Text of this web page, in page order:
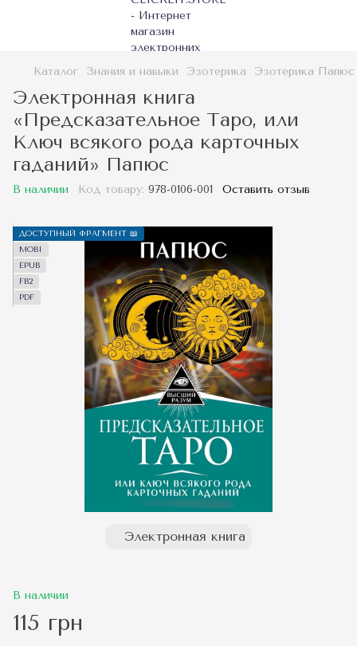
Каталог Знания и навыки Эзотерика Эзотерика Папюс
Электронная книга
«Предсказательное Таро, или
Ключ всякого рода карточных
гаданий» Папюс
В наличии Код товару: 978-0106-001 Оставить отзыв
ДОСТУПНЫЙ ФРАГМЕНТ 📖
MOBI
EPUB
FB2
PDF
Электронная книга
В наличии
115 грн